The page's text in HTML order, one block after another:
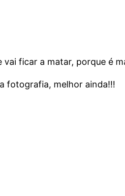
vai ficar a matar, porque é
fotografia, melhor ainda!!!